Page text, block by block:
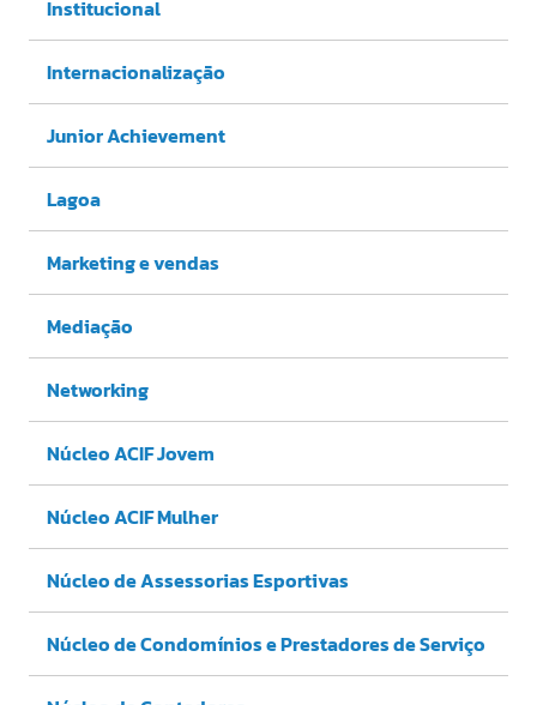
Institucional
Internacionalização
Junior Achievement
Lagoa
Marketing e vendas
Mediação
Networking
Núcleo ACIF Jovem
Núcleo ACIF Mulher
Núcleo de Assessorias Esportivas
Núcleo de Condomínios e Prestadores de Serviço